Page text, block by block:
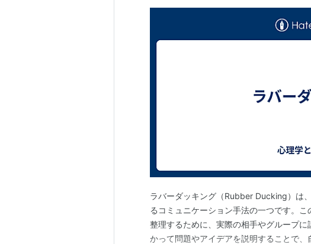
ラバーダッキング（Rubber Ducking）は
るコミュニケーション手法の一つです。
整理するために、実際の相手やグループ
かって問題やアイデアを説明することで、